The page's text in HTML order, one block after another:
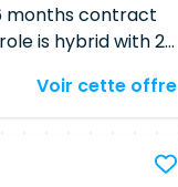
months contract
is hybrid with 2-
Experience of
and architect
Voir cette offre